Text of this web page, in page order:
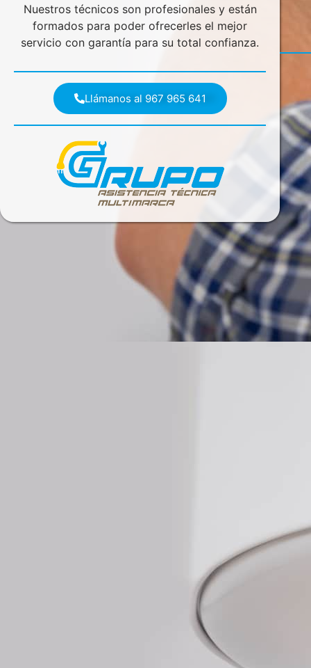
Nuestros técnicos son profesionales y están
formados para poder ofrecerles el mejor
servicio con garantía para su total confianza.
Llámanos al 967 965 641